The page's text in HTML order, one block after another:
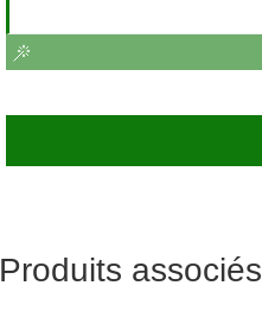
Produits associés